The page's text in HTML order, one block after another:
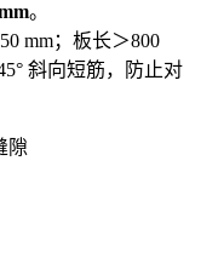
。
mm；板长＞800
斜向短筋，防止对
隙